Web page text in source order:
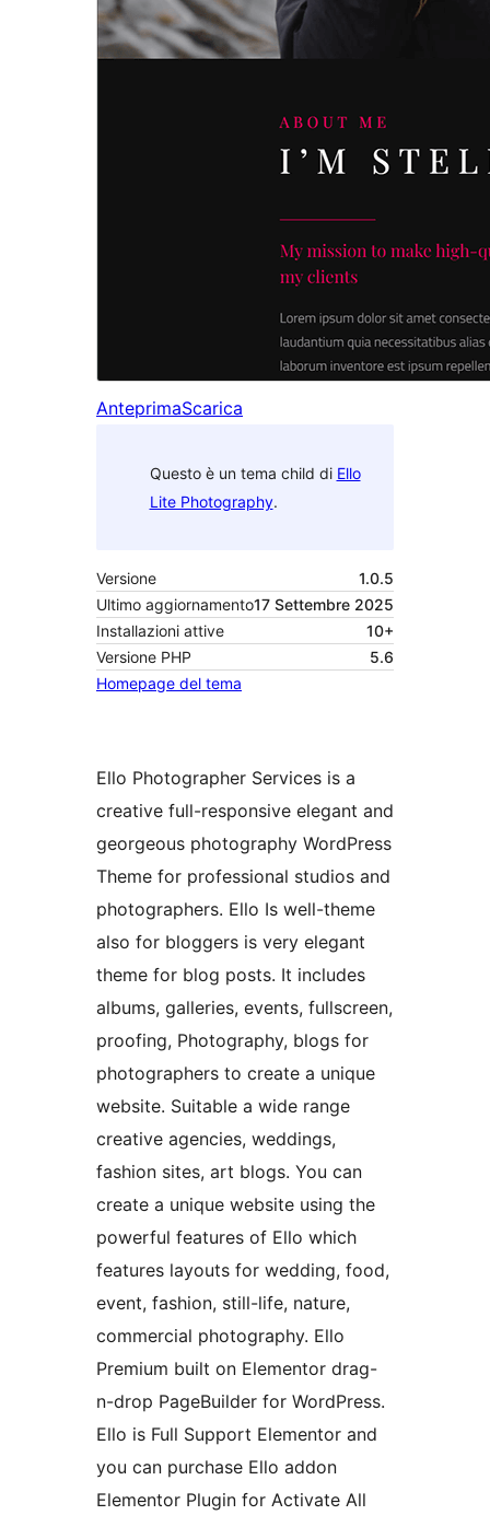
AnteprimaScarica
Questo è un tema child di Ello
Lite Photography.
Versione
1.0.5
Ultimo aggiornamento17 Settembre 2025
Installazioni attive
10+
Versione PHP
5.6
Homepage del tema
Ello Photographer Services is a
creative full-responsive elegant and
georgeous photography WordPress
Theme for professional studios and
photographers. Ello Is well-theme
also for bloggers is very elegant
theme for blog posts. It includes
albums, galleries, events, fullscreen,
proofing, Photography, blogs for
photographers to create a unique
website. Suitable a wide range
creative agencies, weddings,
fashion sites, art blogs. You can
create a unique website using the
powerful features of Ello which
features layouts for wedding, food,
event, fashion, still-life, nature,
commercial photography. Ello
Premium built on Elementor drag-
n-drop PageBuilder for WordPress.
Ello is Full Support Elementor and
you can purchase Ello addon
Elementor Plugin for Activate All